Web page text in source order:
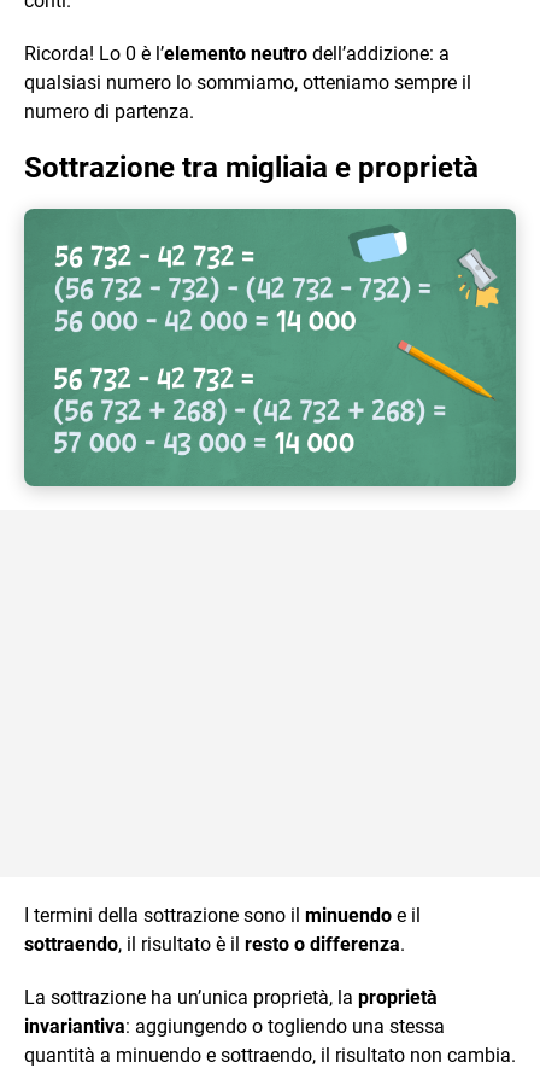
Ricorda! Lo 0 è l’elemento neutro dell’addizione: a
qualsiasi numero lo sommiamo, otteniamo sempre il
numero di partenza.
Sottrazione tra migliaia e proprietà
I termini della sottrazione sono il minuendo e il
sottraendo, il risultato è il resto o differenza.
La sottrazione ha un’unica proprietà, la proprietà
invariantiva: aggiungendo o togliendo una stessa
quantità a minuendo e sottraendo, il risultato non cambia.